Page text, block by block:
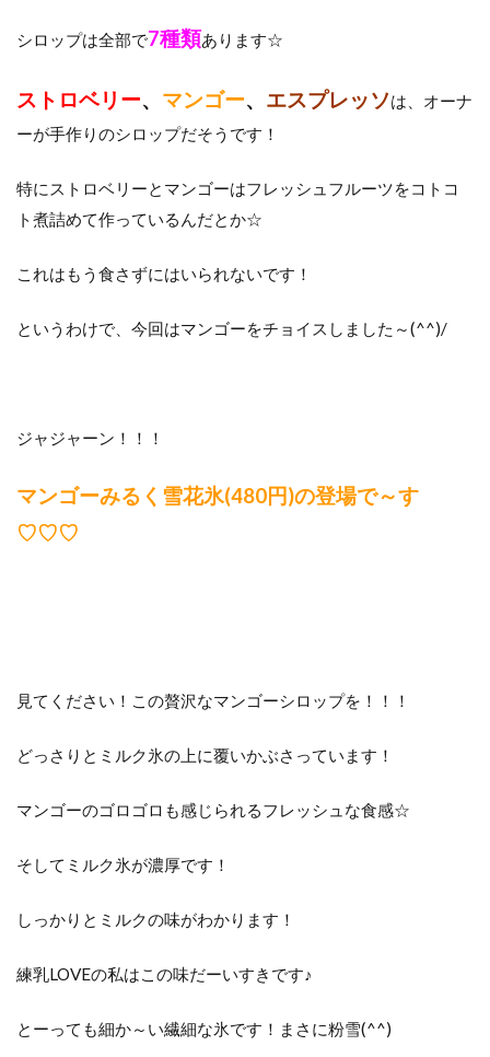
シロップは全部で7種類あります☆
ストロベリー、 マンゴー、 エスプレッソは、オーナ
ーが手作りのシロップだそうです！
特にストロベリーとマンゴーはフレッシュフルーツをコトコ
ト煮詰めて作っているんだとか☆
これはもう食さずにはいられないです！
というわけで、今回はマンゴーをチョイスしました～(^^)/
ジャジャーン！！！
マンゴーみるく雪花氷(480円)の登場で～す
♡♡♡
見てください！この贅沢なマンゴーシロップを！！！
どっさりとミルク氷の上に覆いかぶさっています！
マンゴーのゴロゴロも感じられるフレッシュな食感☆
そしてミルク氷が濃厚です！
しっかりとミルクの味がわかります！
練乳LOVEの私はこの味だーいすきです♪
とーっても細か～い繊細な氷です！まさに粉雪(^^)